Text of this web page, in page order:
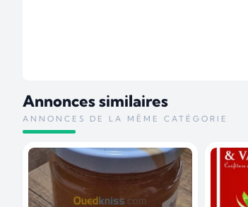
Annonces similaires
ANNONCES DE LA MÊME CATÉGORIE